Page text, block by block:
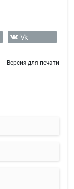
Vk
Версия для печати